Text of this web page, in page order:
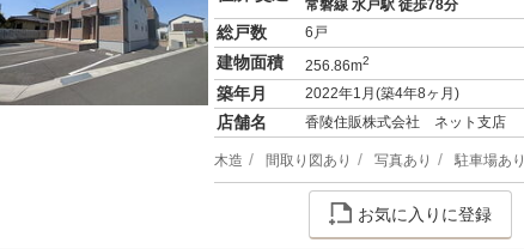
常磐線 水戸駅 徒歩78分
総戸数 6戸
建物面積 256.86m2
築年月 2022年1月(築4年8ヶ月)
店舗名 香陵住販株式会社 ネット支店
木造 間取り図あり 写真あり 駐車場あり
お気に入りに登録